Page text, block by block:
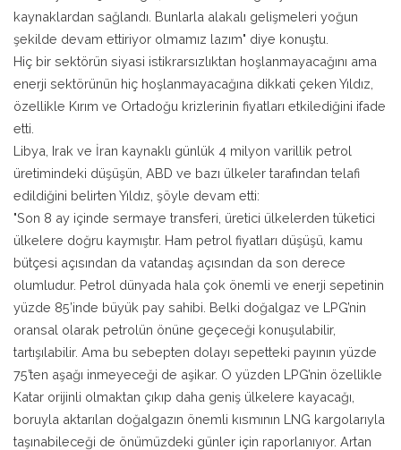
kaynaklardan sağlandı. Bunlarla alakalı gelişmeleri yoğun
şekilde devam ettiriyor olmamız lazım" diye konuştu.
Hiç bir sektörün siyasi istikrarsızlıktan hoşlanmayacağını ama
enerji sektörünün hiç hoşlanmayacağına dikkati çeken Yıldız,
özellikle Kırım ve Ortadoğu krizlerinin fiyatları etkilediğini ifade
etti.
Libya, Irak ve İran kaynaklı günlük 4 milyon varillik petrol
üretimindeki düşüşün, ABD ve bazı ülkeler tarafından telafi
edildiğini belirten Yıldız, şöyle devam etti:
"Son 8 ay içinde sermaye transferi, üretici ülkelerden tüketici
ülkelere doğru kaymıştır. Ham petrol fiyatları düşüşü, kamu
bütçesi açısından da vatandaş açısından da son derece
olumludur. Petrol dünyada hala çok önemli ve enerji sepetinin
yüzde 85’inde büyük pay sahibi. Belki doğalgaz ve LPG’nin
oransal olarak petrolün önüne geçeceği konuşulabilir,
tartışılabilir. Ama bu sebepten dolayı sepetteki payının yüzde
75’ten aşağı inmeyeceği de aşikar. O yüzden LPG’nin özellikle
Katar orijinli olmaktan çıkıp daha geniş ülkelere kayacağı,
boruyla aktarılan doğalgazın önemli kısmının LNG kargolarıyla
taşınabileceği de önümüzdeki günler için raporlanıyor. Artan